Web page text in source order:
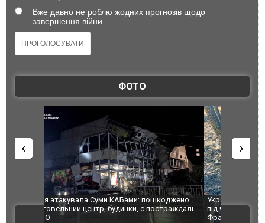
Вже давно не роблю жодних прогнозів щодо
завершення війни
ФОТО
Українські надзвичайники врятували козуленя
під час ліквідації масштабної лісової пожежі у
Франції
СБУ за
Болгарії